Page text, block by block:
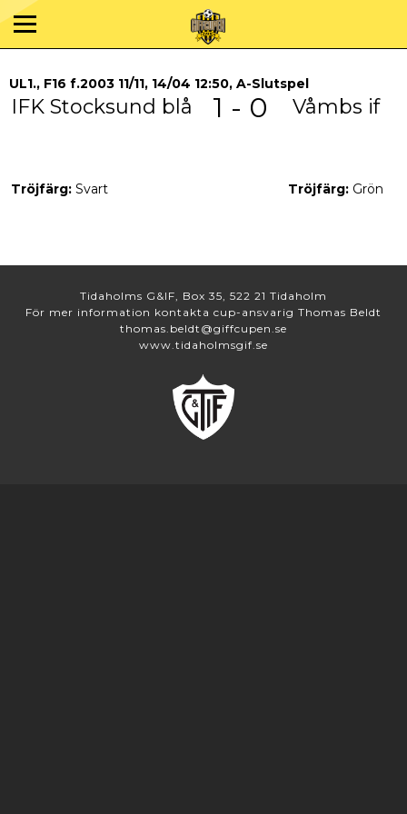
UL1., F16 f.2003 11/11, 14/04 12:50, A-Slutspel
IFK Stocksund blå 1 - 0 Våmbs if
Tröjfärg: Svart Tröjfärg: Grön
Tidaholms G&IF, Box 35, 522 21 Tidaholm
För mer information kontakta cup-ansvarig Thomas Beldt
thomas.beldt@giffcupen.se
www.tidaholmsgif.se